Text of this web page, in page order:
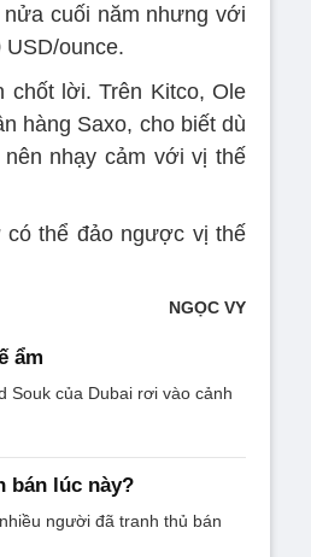
cuối năm nhưng với
ounce.
chốt lời. Trên Kitco, Ole
hàng Saxo, cho biết dù
nhạy cảm với vị thế
thể đảo ngược vị thế
NGỌC VY
ẩm
Souk của Dubai rơi vào cảnh
bán lúc này?
người đã tranh thủ bán